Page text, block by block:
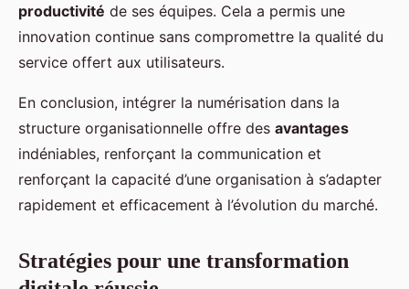
productivité de ses équipes. Cela a permis une
innovation continue sans compromettre la qualité du
service offert aux utilisateurs.
En conclusion, intégrer la numérisation dans la
structure organisationnelle offre des avantages
indéniables, renforçant la communication et
renforçant la capacité d’une organisation à s’adapter
rapidement et efficacement à l’évolution du marché.
Stratégies pour une transformation